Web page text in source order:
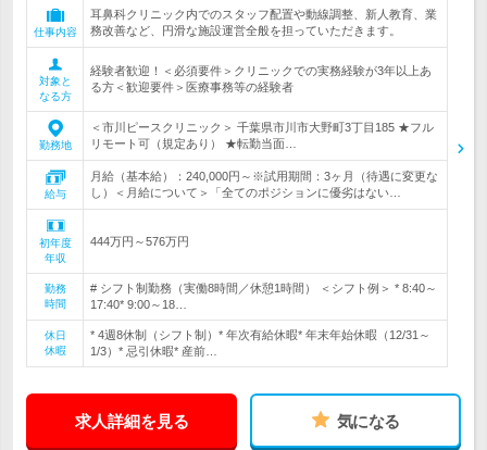
仕事内容
耳鼻科クリニック内でのスタッフ配置や動線調整、新人教育、業
務改善など、円滑な施設運営全般を担っていただきます。
対象と
なる方
経験者歓迎！＜必須要件＞クリニックでの実務経験が3年以上あ
る方＜歓迎要件＞医療事務等の経験者
勤務地
＜市川ピースクリニック＞ 千葉県市川市大野町3丁目185 ★フル
リモート可（規定あり） ★転勤当面…
給与
月給（基本給）：240,000円～※試用期間：3ヶ月（待遇に変更な
し）＜月給について＞「全てのポジションに優劣はない…
初年度
年収
444万円～576万円
勤務
時間
# シフト制勤務（実働8時間／休憩1時間） ＜シフト例＞ * 8:40～
17:40* 9:00～18…
休日
休暇
* 4週8休制（シフト制）* 年次有給休暇* 年末年始休暇（12/31～
1/3）* 忌引休暇* 産前…
求人詳細を見る 気になる